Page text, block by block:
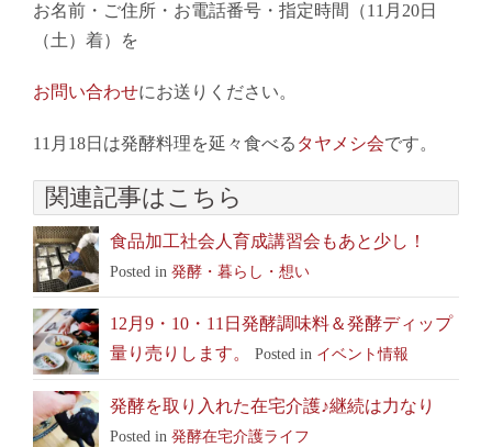
お名前・ご住所・お電話番号・指定時間（11月20日
（土）着）を
お問い合わせにお送りください。
11月18日は発酵料理を延々食べる タヤメシ会です。
関連記事はこちら
食品加工社会人育成講習会もあと少し！
Posted in 発酵・暮らし・想い
12月9・10・11日発酵調味料＆発酵ディップ
量り売りします。
Posted in イベント情報
発酵を取り入れた在宅介護♪継続は力なり
Posted in 発酵在宅介護ライフ